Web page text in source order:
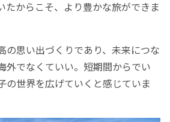
たからこそ、より豊かな旅ができま
の思い出づくりであり、未来につな
外でなくていい。短期間からでい
の世界を広げていくと感じていま